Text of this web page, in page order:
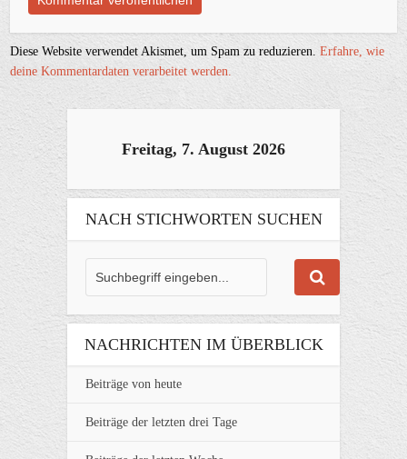
Diese Website verwendet Akismet, um Spam zu reduzieren.Erfahre, wie
deine Kommentardaten verarbeitet werden.
Freitag, 7. August 2026
NACH STICHWORTEN SUCHEN
NACHRICHTEN IM ÜBERBLICK
Beiträge von heute
Beiträge der letzten drei Tage